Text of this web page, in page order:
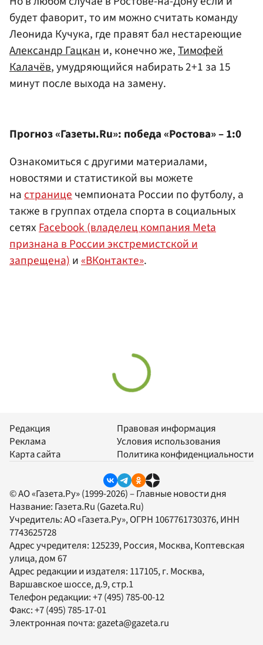
будет фаворит, то им можно считать команду
Леонида Кучука, где правят бал нестареющие
Александр Гацкани, конечно же,Тимофей
Калачёв, умудряющийся набирать 2+1 за 15
минут после выхода на замену.
Прогноз «Газеты.Ru»: победа «Ростова» – 1:0
Ознакомиться с другими материалами,
новостями и статистикой вы можете
настраницечемпионата России по футболу, а
также в группах отдела спорта в социальных
сетяхFacebook (владелец компания Meta
признана в России экстремистской и
запрещена)и«ВКонтакте».
Редакция
Реклама
Карта сайта
Правовая информация
Условия использования
Политика конфиденциальности
© АО «Газета.Ру» (1999-2026) – Главные новости дня
Название: Газета.Ru (Gazeta.Ru)
Учредитель:АО «Газета.Ру», ОГРН 1067761730376, ИНН
7743625728
Адрес учредителя: 125239, Россия, Москва, Коптевская
улица, дом 67
Адрес редакции и издателя: 117105, г. Москва,
Варшавское шоссе, д.9, стр.1
Телефон редакции:+7 (495) 785-00-12
Факс:+7 (495) 785-17-01
Электронная почта: gazeta@gazeta.ru